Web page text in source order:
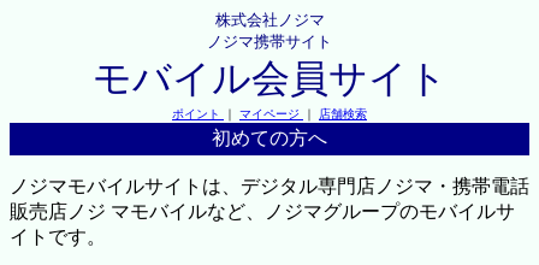
株式会社ノジマ
ノジマ携帯サイト
モバイル会員サイト
ポイント ｜ マイページ ｜ 店舗検索
初めての方へ
ノジマモバイルサイトは、デジタル専門店ノジマ・携帯電話
販売店ノジ マモバイルなど、ノジマグループのモバイルサ
イトです。